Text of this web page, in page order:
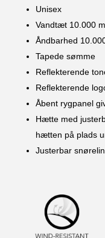
Unisex
Vandtæt 10.000
Åndbarhed
Tapede sømme
Reflekterende
Reflekterende
Åbent rygpanel
Hætte med
hætten på plads
Justerbar